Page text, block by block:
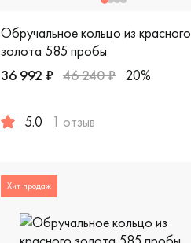
Обручальное кольцо из красного
золота 585 пробы
36 992 ₽ 46 240 ₽ 20%
5.0 1 отзыв
Хит продаж